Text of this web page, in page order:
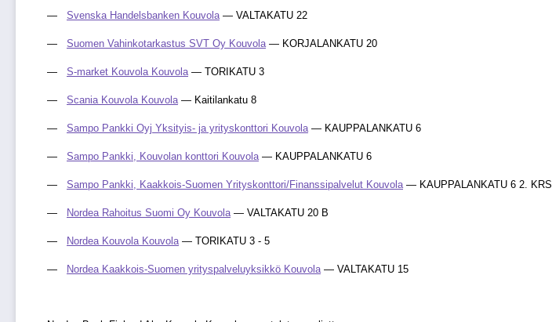
Svenska Handelsbanken Kouvola — VALTAKATU 22
Suomen Vahinkotarkastus SVT Oy Kouvola — KORJALANKATU 20
S-market Kouvola Kouvola — TORIKATU 3
Scania Kouvola Kouvola — Kaitilankatu 8
Sampo Pankki Oyj Yksityis- ja yrityskonttori Kouvola — KAUPPALANKATU 6
Sampo Pankki, Kouvolan konttori Kouvola — KAUPPALANKATU 6
Sampo Pankki, Kaakkois-Suomen Yrityskonttori/Finanssipalvelut Kouvola — KAUPPALANKATU 6 2. KRS
Nordea Rahoitus Suomi Oy Kouvola — VALTAKATU 20 B
Nordea Kouvola Kouvola — TORIKATU 3 - 5
Nordea Kaakkois-Suomen yrityspalveluyksikkö Kouvola — VALTAKATU 15